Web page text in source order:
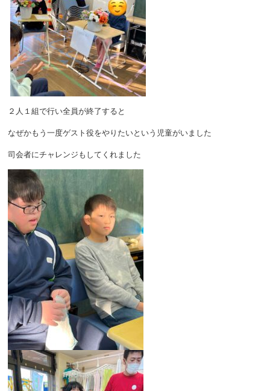
２人１組で行い全員が終了すると
なぜかもう一度ゲスト役をやりたいという児童がいました
司会者にチャレンジもしてくれました